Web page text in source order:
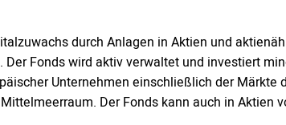
durch Anlagen in Aktien und
Der Fonds wird aktiv verwaltet und investiert
Unternehmen einschließlich der Märkte
Der Fonds kann auch in Aktien